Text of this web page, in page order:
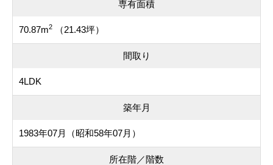
専有面積
70.87m2 （21.43坪）
間取り
4LDK
築年月
1983年07月（昭和58年07月）
所在階／階数